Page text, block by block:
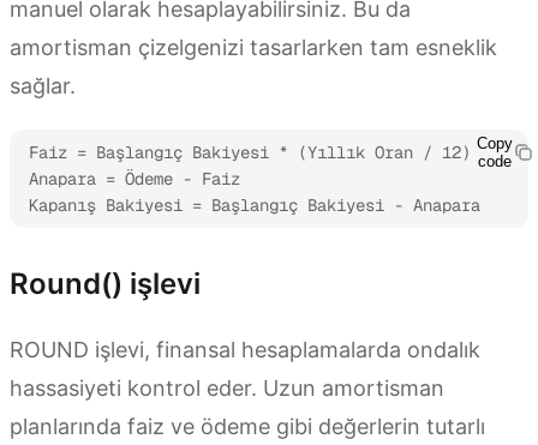
manuel olarak hesaplayabilirsiniz. Bu da
amortisman çizelgenizi tasarlarken tam esneklik
sağlar.
Faiz = Başlangıç Bakiyesi * (Yıllık Oran / 12)
Anapara = Ödeme - Faiz
Kapanış Bakiyesi = Başlangıç Bakiyesi - Anapara
Copy
code
Round() işlevi
ROUND işlevi, finansal hesaplamalarda ondalık
hassasiyeti kontrol eder. Uzun amortisman
planlarında faiz ve ödeme gibi değerlerin tutarlı